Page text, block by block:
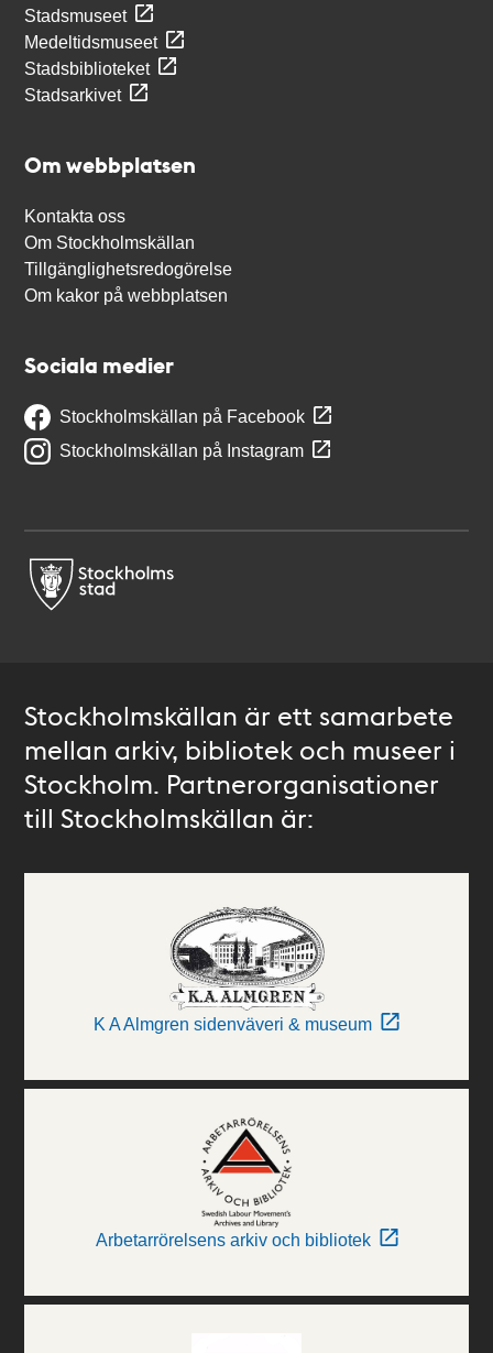
Stadsmuseet
Medeltidsmuseet
Stadsbiblioteket
Stadsarkivet
Om webbplatsen
Kontakta oss
Om Stockholmskällan
Tillgänglighetsredogörelse
Om kakor på webbplatsen
Sociala medier
Stockholmskällan på Facebook
Stockholmskällan på Instagram
Stockholmskällan är ett samarbete
mellan arkiv, bibliotek och museer i
Stockholm. Partnerorganisationer
till Stockholmskällan är:
K A Almgren sidenväveri & museum
Arbetarrörelsens arkiv och bibliotek